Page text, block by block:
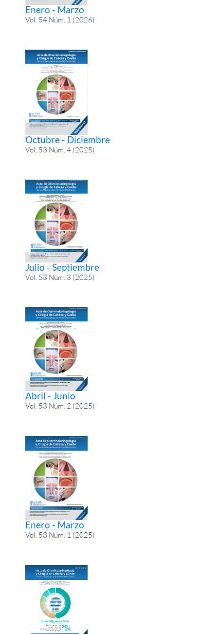
Enero - Marzo
Vol. 54 Núm. 1 (2026)
Octubre - Diciembre
Vol. 53 Núm. 4 (2025)
Julio - Septiembre
Vol. 53 Núm. 3 (2025)
Abril - Junio
Vol. 53 Núm. 2 (2025)
Enero - Marzo
Vol. 53 Núm. 1 (2025)